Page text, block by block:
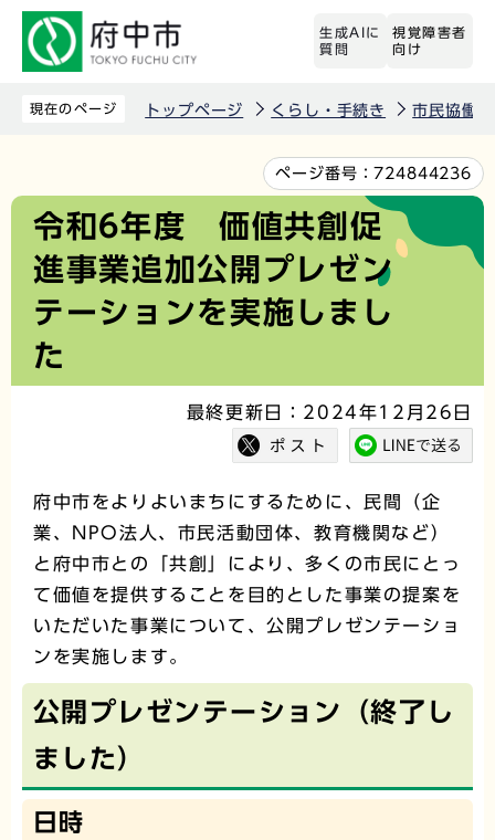
先
生成AIに
質問
視覚障害者
向け
現在のページ トップページ くらし・手続き 市民協働
文
ページ番号：724844236
令和6年度 価値共創促
進事業追加公開プレゼン
テーションを実施しまし
た
最終更新日：2024年12月26日
府中市をよりよいまちにするために、民間（企
業、NPO法人、市民活動団体、教育機関など）
と府中市との「共創」により、多くの市民にとっ
て価値を提供することを目的とした事業の提案を
いただいた事業について、公開プレゼンテーショ
ンを実施します。
公開プレゼンテーション（終了し
ました）
日時